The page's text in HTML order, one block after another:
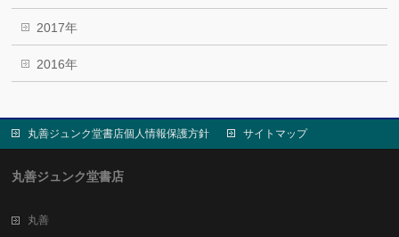
2017年
2016年
丸善ジュンク堂書店個人情報保護方針 サイトマップ
丸善ジュンク堂書店
丸善